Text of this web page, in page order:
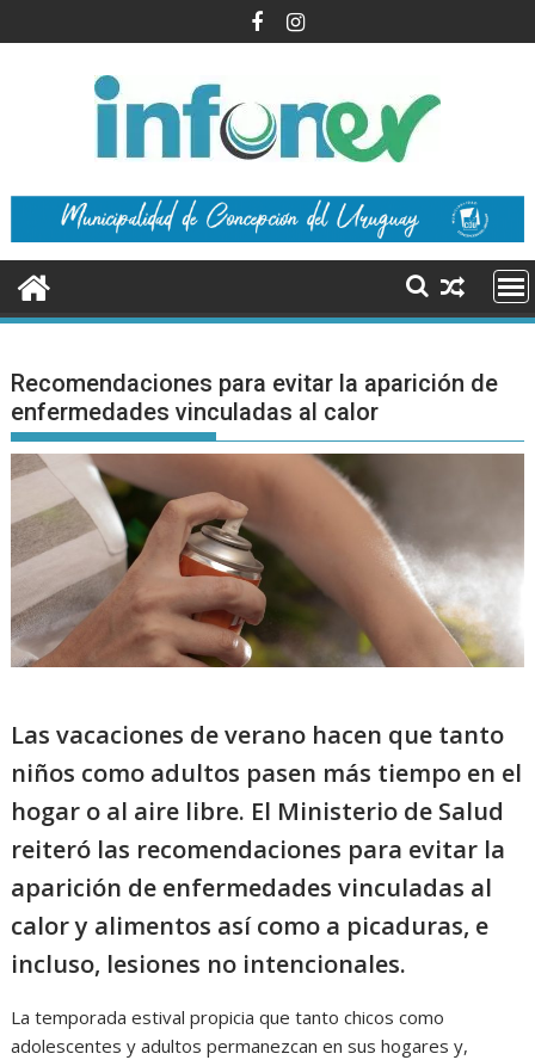
al
Recomendaciones para evitar la aparición de
enfermedades vinculadas al calor
Las vacaciones de verano hacen que tanto
niños como adultos pasen más tiempo en el
hogar o al aire libre. El Ministerio de Salud
reiteró las recomendaciones para evitar la
aparición de enfermedades vinculadas al
calor y alimentos así como a picaduras, e
incluso, lesiones no intencionales.
La temporada estival propicia que tanto chicos como
adolescentes y adultos permanezcan en sus hogares y,